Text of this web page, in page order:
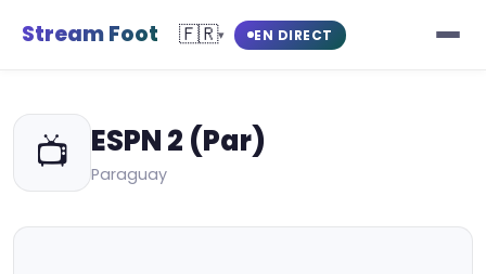
Stream Foot 🇫🇷▾ EN DIRECT
📺 ESPN 2 (Par)
Paraguay